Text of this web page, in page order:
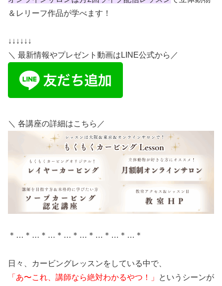
＆レリーフ作品が学べます！
↓↓↓↓↓↓
＼ 最新情報やプレゼント動画はLINE公式から／
＼ 各講座の詳細はこちら／
＊…＊…＊…＊…＊…＊…＊…＊…＊
日々、カービングレッスンをしている中で、
「あ〜これ、講師なら絶対わかるやつ！」
というシーンが